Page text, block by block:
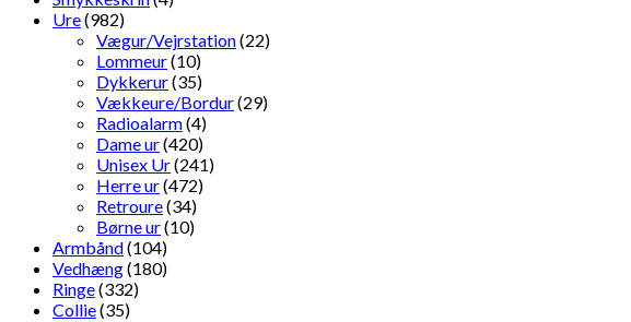
Ure(982)
Vægur/Vejrstation(22)
Lommeur(10)
Dykkerur(35)
Vækkeure/Bordur(29)
Radioalarm(4)
Dame ur(420)
Unisex Ur(241)
Herre ur(472)
Retroure(34)
Børne ur(10)
Armbånd(104)
Vedhæng(180)
Ringe(332)
Collie(35)